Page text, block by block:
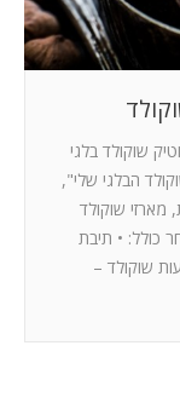
שוקולד בלגי
הבלגי שלי",
מארזי שוקולד
כולל: • תיבת
שוקולד –